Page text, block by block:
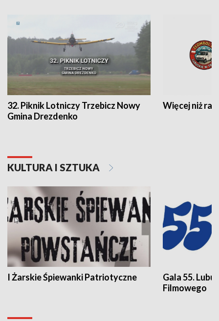
32. Piknik Lotniczy Trzebicz Nowy
Gmina Drezdenko
Więcej niż rajd
KULTURA I SZTUKA
I Żarskie Śpiewanki Patriotyczne
Gala 55.
Filmowego